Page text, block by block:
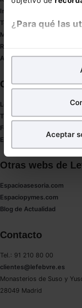
¿Para qué las
analíticospara
nuestra página
para poder
¿Qué puedes
en la web sea
Puedesaceptar
También puedes
seleccionar solo
navegador. Si no
Aceptar
Innovación
Tesauro
Mapa web
Redirect sitemap
Autores de El Derecho
Corporativo
Lefebvre
Tienda online
Formación
Empleos
Otras webs de
Espacioasesoria.com
Espaciopymes.com
Blog de Actualidad
Contacto
Tel.: 91 210 80 00
clientes@lefebvre.es
Monasterios de Suso y
28049 Madrid